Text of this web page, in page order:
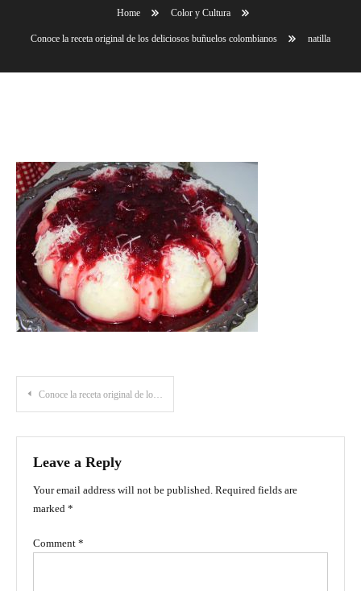
Home Color y Cultura
Conoce la receta original de los deliciosos buñuelos colombianos natilla
Post
navigation
Conoce la receta original de los deliciosos buñuelos colombianos
Leave a Reply
Your email address will not be published. Required fields are
marked *
Comment *